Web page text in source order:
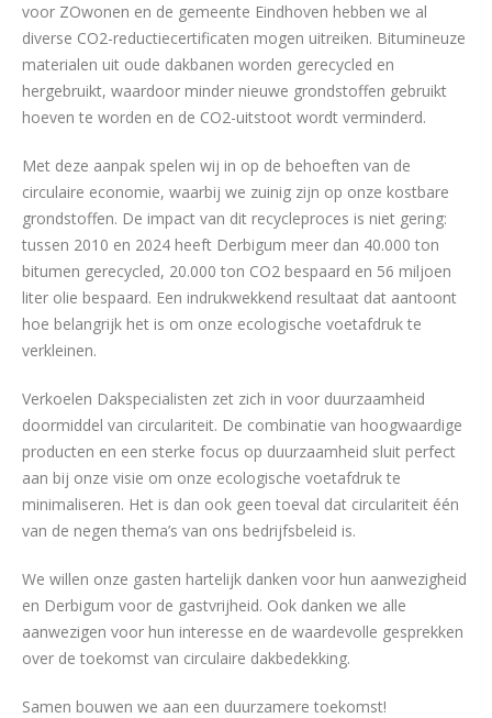
voor ZOwonen en de gemeente Eindhoven hebben we al
diverse CO2-reductiecertificaten mogen uitreiken. Bitumineuze
materialen uit oude dakbanen worden gerecycled en
hergebruikt, waardoor minder nieuwe grondstoffen gebruikt
hoeven te worden en de CO2-uitstoot wordt verminderd.
Met deze aanpak spelen wij in op de behoeften van de
circulaire economie, waarbij we zuinig zijn op onze kostbare
grondstoffen. De impact van dit recycleproces is niet gering:
tussen 2010 en 2024 heeft Derbigum meer dan 40.000 ton
bitumen gerecycled, 20.000 ton CO2 bespaard en 56 miljoen
liter olie bespaard. Een indrukwekkend resultaat dat aantoont
hoe belangrijk het is om onze ecologische voetafdruk te
verkleinen.
Verkoelen Dakspecialisten zet zich in voor duurzaamheid
doormiddel van circulariteit. De combinatie van hoogwaardige
producten en een sterke focus op duurzaamheid sluit perfect
aan bij onze visie om onze ecologische voetafdruk te
minimaliseren. Het is dan ook geen toeval dat circulariteit één
van de negen thema’s van ons bedrijfsbeleid is.
We willen onze gasten hartelijk danken voor hun aanwezigheid
en Derbigum voor de gastvrijheid. Ook danken we alle
aanwezigen voor hun interesse en de waardevolle gesprekken
over de toekomst van circulaire dakbedekking.
Samen bouwen we aan een duurzamere toekomst!